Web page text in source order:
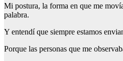
Mi postura, la forma en que me
palabra.
Y entendí que siempre estamos
Porque las personas que me